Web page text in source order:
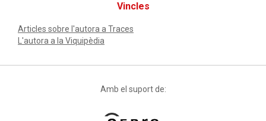
Vincles
Articles sobre l'autora a Traces
L'autora a la Viquipèdia
Amb el suport de: